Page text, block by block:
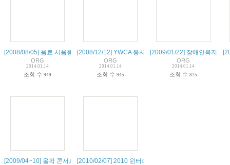
[2008/08/05] 음료 시음행사 축하 공연 - 신촌역
ORG
2014.01.14
조회 수 949
[2008/12/12] YWCA 봉사자 감사행사 특별출연
ORG
2014.01.14
조회 수 945
[2009/01/22] 장애인복지회
ORG
2014.01.14
조회 수 875
[2009/04~10] 올팍 콘서트 [2010/02/07] 2010 윈터페스티벌 팬인러브 우정출연